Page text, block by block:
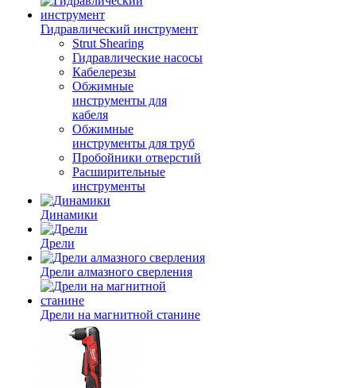
Гидравлический инструмент
Strut Shearing
Гидравлические насосы
Кабелерезы
Обжимные
инструменты для
кабеля
Обжимные
инструменты для труб
Пробойники отверстий
Расширительные
инструменты
Динамики
Дрели
Дрели алмазного сверления
Дрели на магнитной станине